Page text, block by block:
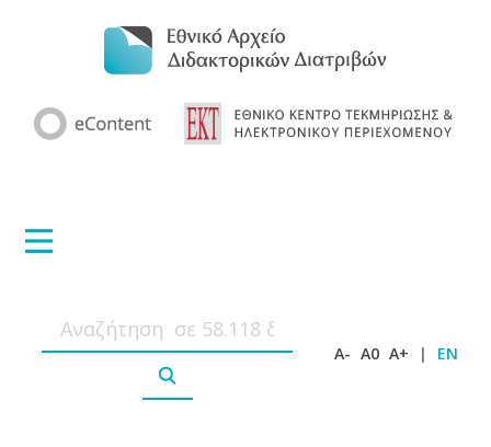
A- A0 A+ | EN